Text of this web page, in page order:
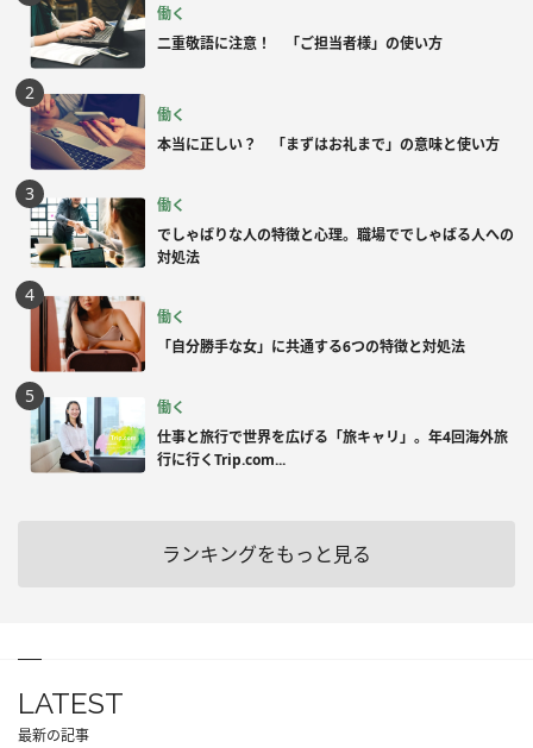
働く
二重敬語に注意！ 「ご担当者様」の使い方
働く
本当に正しい？ 「まずはお礼まで」の意味と使い方
働く
でしゃばりな人の特徴と心理。職場ででしゃばる人への
対処法
働く
「自分勝手な女」に共通する6つの特徴と対処法
働く
仕事と旅行で世界を広げる「旅キャリ」。年4回海外旅
行に行くTrip.com...
ランキングをもっと見る
LATEST
最新の記事